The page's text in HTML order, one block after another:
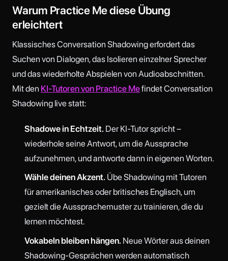
Warum Practice Me diese Übung
erleichtert
Klassisches Conversation Shadowing erfordert das
Suchen von Dialogen, das Isolieren einzelner Sprecher
und das wiederholte Abspielen von Audioabschnitten.
Mit den KI-Tutoren von Practice Mefindet Conversation
Shadowing live statt:
Shadowe in Echtzeit. Der KI-Tutor spricht –
wiederhole seine Antwort, um die Aussprache
aufzunehmen, und antworte dann in eigenen Worten.
Wähle deinen Akzent. Übe Shadowing mit Tutoren
für amerikanisches oder britisches Englisch, um
gezielt die Aussprachemuster zu trainieren, die du
lernen möchtest.
Vokabeln bleiben hängen. Neue Wörter aus deinen
Shadowing-Gesprächen werden automatisch